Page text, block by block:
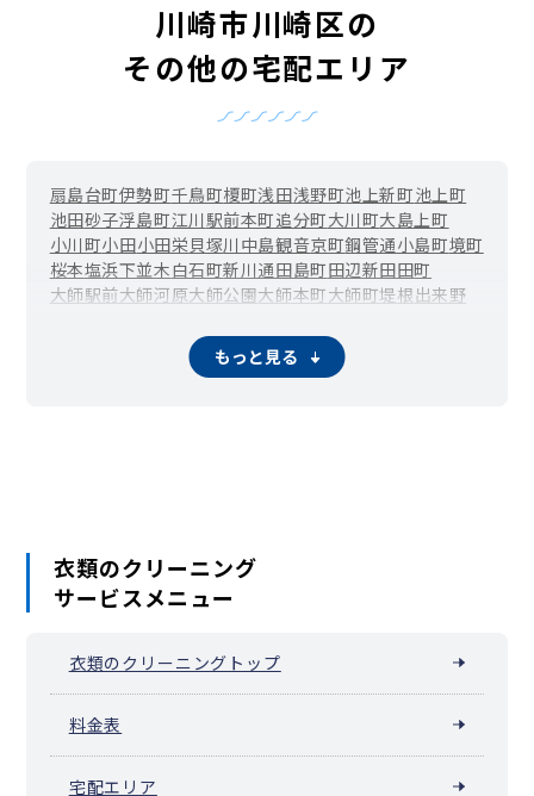
川崎市川崎区の
その他の宅配エリア
扇島台町伊勢町千鳥町榎町浅田浅野町池上新町池上町
池田砂子浮島町江川 駅前本町追分町大川町大島上町
小川町小田小田栄 貝塚川中島観音京町鋼管通小島町境町
桜本塩浜下並木白石町新川通田島町田辺新田田町
大師駅前大師河原大師公園大師本町大師町堤根出来野
南町南渡田町宮前町宮本町
四谷下町渡田渡田山王町 渡田新町
もっと見る
衣類のクリーニング
サービスメニュー
衣類のクリーニングトップ
料金表
宅配エリア